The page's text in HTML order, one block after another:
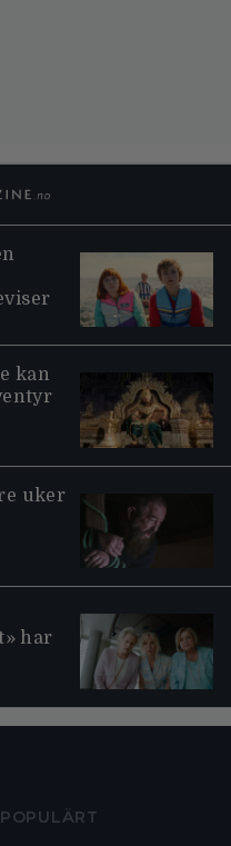
kan
uker
har
POPULÄRT